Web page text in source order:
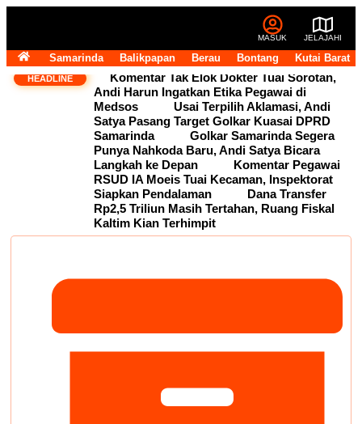
MASUK JELAJAHI
Samarinda Balikpapan Berau Bontang Kutai Barat
HEADLINE
Komentar Tak Elok Dokter Tuai Sorotan,
Andi Harun Ingatkan Etika Pegawai di
Medsos
Usai Terpilih Aklamasi, Andi
Satya Pasang Target Golkar Kuasai DPRD
Samarinda
Golkar Samarinda Segera
Punya Nahkoda Baru, Andi Satya Bicara
Langkah ke Depan
Komentar Pegawai
RSUD IA Moeis Tuai Kecaman, Inspektorat
Siapkan Pendalaman
Dana Transfer
Rp2,5 Triliun Masih Tertahan, Ruang Fiskal
Kaltim Kian Terhimpit